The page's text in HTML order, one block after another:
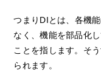
つまりDIとは、各機
なく、機能を部品化
ことを指します。そ
られます。